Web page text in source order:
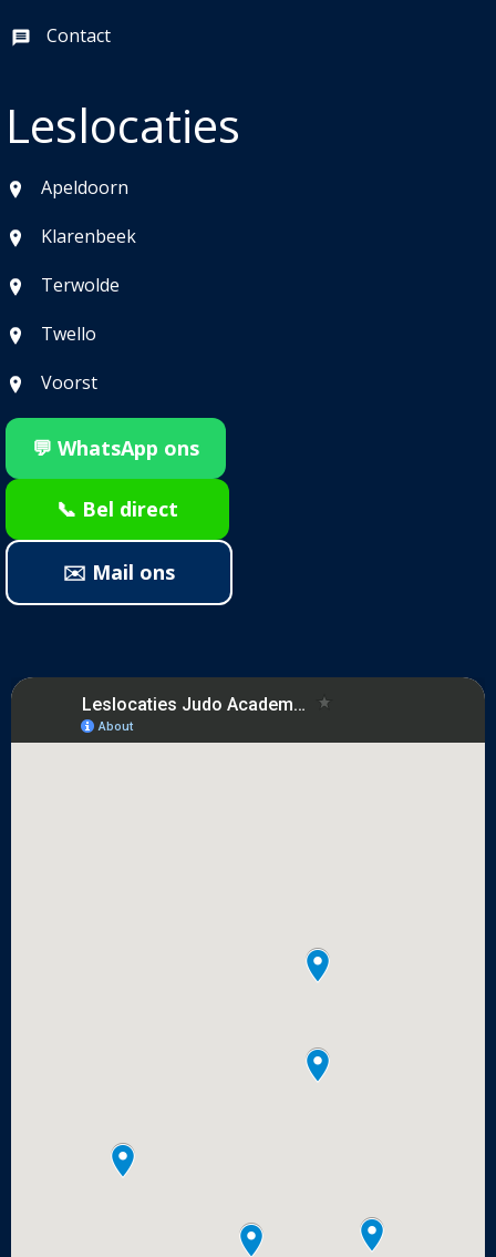
Contact
Leslocaties
Apeldoorn
Klarenbeek
Terwolde
Twello
Voorst
💬 WhatsApp ons
📞 Bel direct
✉️ Mail ons